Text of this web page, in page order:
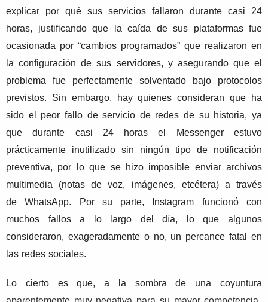
explicar por qué sus servicios fallaron durante casi 24
horas, justificando que la caída de sus plataformas fue
ocasionada por “cambios programados” que realizaron en
la configuración de sus servidores, y asegurando que el
problema fue perfectamente solventado bajo protocolos
previstos. Sin embargo, hay quienes consideran que ha
sido el peor fallo de servicio de redes de su historia, ya
que durante casi 24 horas el Messenger estuvo
prácticamente inutilizado sin ningún tipo de notificación
preventiva, por lo que se hizo imposible enviar archivos
multimedia (notas de voz, imágenes, etcétera) a través
de WhatsApp. Por su parte, Instagram funcionó con
muchos fallos a lo largo del día, lo que algunos
consideraron, exageradamente o no, un percance fatal en
las redes sociales.
Lo cierto es que, a la sombra de una coyuntura